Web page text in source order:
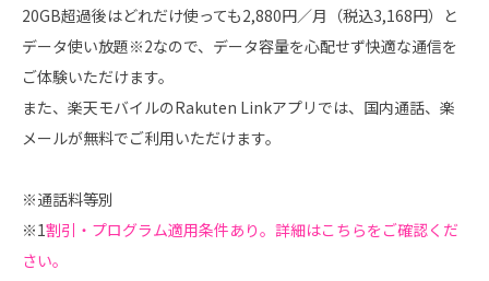
20GB超過後はどれだけ使っても2,880円／月（税込3,168円）と
データ使い放題※2なので、データ容量を心配せず快適な通信を
ご体験いただけます。
また、楽天モバイルのRakuten Linkアプリでは、国内通話、楽
メールが無料でご利用いただけます。
※通話料等別
※1割引・プログラム適用条件あり。詳細はこちらをご確認くだ
さい。